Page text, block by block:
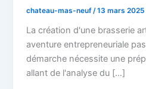
chateau-mas-neuf/13 mars 2025
La création d'une brasserie
aventure entrepreneuriale
démarche nécessite une
allant de l'analyse du […]